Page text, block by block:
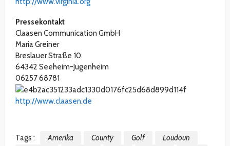
Pressekontakt
Claasen Communication GmbH
Maria Greiner
Breslauer Straße 10
64342 Seeheim-Jugenheim
06257 68781
http://www.claasen.de
Tags : Amerika County Golf
Loudoun